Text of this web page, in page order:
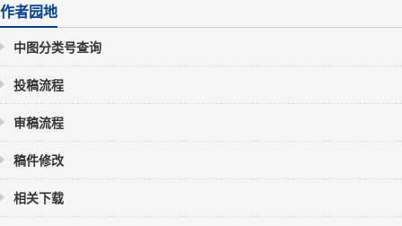
作者园地
中图分类号查询
投稿流程
审稿流程
稿件修改
相关下载